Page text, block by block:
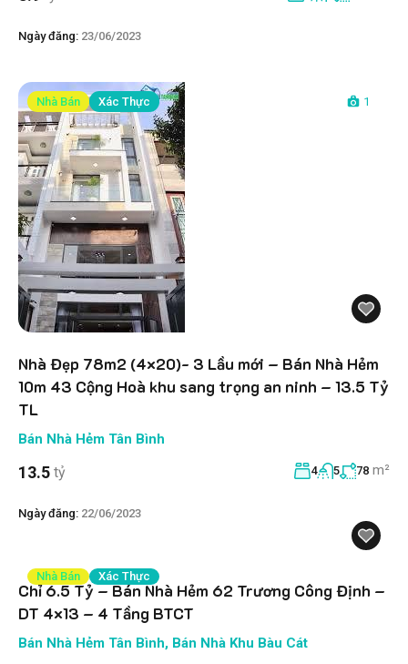
Ngày đăng: 23/06/2023
Nhà Bán Xác Thực 1
Nhà Đẹp 78m2 (4×20)- 3 Lầu mới – Bán Nhà Hẻm
10m 43 Cộng Hoà khu sang trọng an ninh – 13.5 Tỷ
TL
Bán Nhà Hẻm Tân Bình
13.5 tỷ 4 5 78 m²
Ngày đăng: 22/06/2023
Nhà Bán Xác Thực
Chỉ 6.5 Tỷ – Bán Nhà Hẻm 62 Trương Công Định –
DT 4×13 – 4 Tầng BTCT
Bán Nhà Hẻm Tân Bình, Bán Nhà Khu Bàu Cát